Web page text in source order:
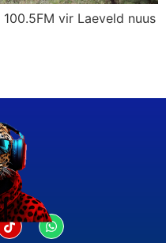
vir Laeveld nuus